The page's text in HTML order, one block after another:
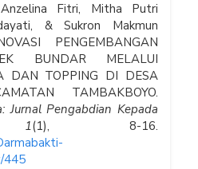
Fitri, Mitha Putri
& Sukron Makmun
PENGEMBANGAN
BUNDAR MELALUI
DAN TOPPING DI DESA
TAMBAKBOYO.
Jurnal Pengabdian Kepada
1(1), 8-16.
445